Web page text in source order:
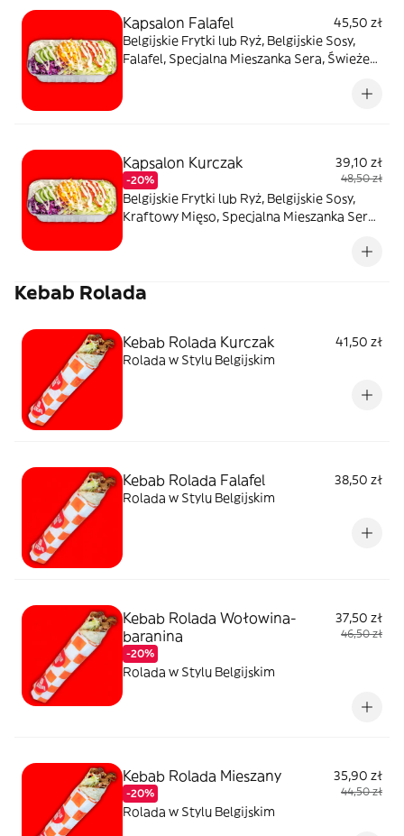
Kapsalon Falafel
45,50 zł
Belgijskie Frytki lub Ryż, Belgijskie Sosy,
Falafel, Specjalna Mieszanka Sera, Świeże
Kapsalon Kurczak
-20%
39,10 zł
48,50 zł
Belgijskie Frytki lub Ryż, Belgijskie Sosy,
Kraftowy Mięso, Specjalna Mieszanka Sera,
Kebab Rolada
Kebab Rolada Kurczak
41,50 zł
Rolada w Stylu Belgijskim
Kebab Rolada Falafel
38,50 zł
Rolada w Stylu Belgijskim
Kebab Rolada Wołowina-
baranina
-20%
37,50 zł
46,50 zł
Rolada w Stylu Belgijskim
Kebab Rolada Mieszany
-20%
35,90 zł
44,50 zł
Rolada w Stylu Belgijskim